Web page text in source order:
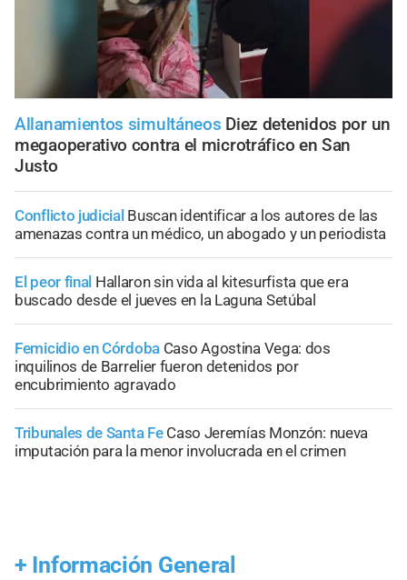
Allanamientos simultáneos Diez detenidos por un
megaoperativo contra el microtráfico en San
Justo
Conflicto judicial Buscan identificar a los autores de las
amenazas contra un médico, un abogado y un periodista
El peor final Hallaron sin vida al kitesurfista que era
buscado desde el jueves en la Laguna Setúbal
Femicidio en Córdoba Caso Agostina Vega: dos
inquilinos de Barrelier fueron detenidos por
encubrimiento agravado
Tribunales de Santa Fe Caso Jeremías Monzón: nueva
imputación para la menor involucrada en el crimen
+ Información General